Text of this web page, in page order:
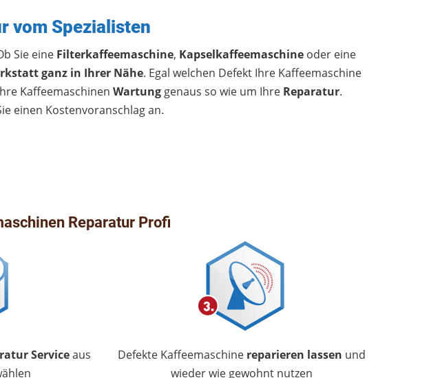
vom Spezialisten
Sie eine Filterkaffeemaschine, Kapselkaffeemaschineoder eine
ganz in Ihrer Nähe. Egal welchen Defekt Ihre Kaffeemaschine
Kaffeemaschinen Wartunggenaus so wie um Ihre Reparatur.
einen Kostenvoranschlag an.
Reparatur Profi
Serviceaus
Defekte Kaffeemaschine reparieren lassen und
wieder wie gewohnt nutzen